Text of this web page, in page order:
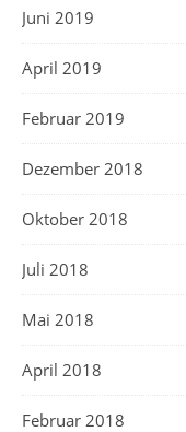
Juni 2019
April 2019
Februar 2019
Dezember 2018
Oktober 2018
Juli 2018
Mai 2018
April 2018
Februar 2018